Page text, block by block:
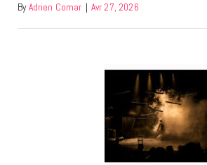
By Adrien Comar | Avr 27, 2026